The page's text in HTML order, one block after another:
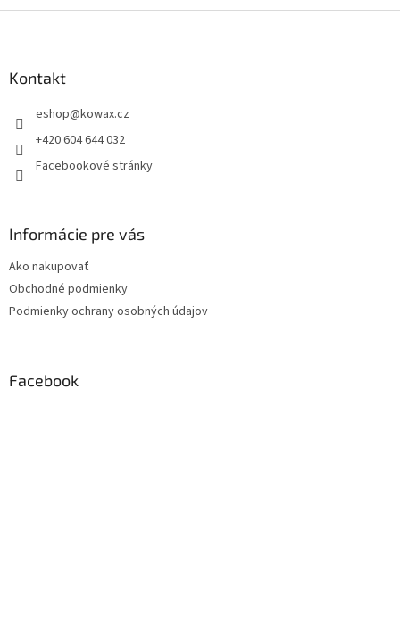
Kontakt
eshop@kowax.cz
+420 604 644 032
Facebookové stránky
Informácie pre vás
Ako nakupovať
Obchodné podmienky
Podmienky ochrany osobných údajov
Facebook